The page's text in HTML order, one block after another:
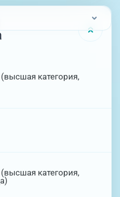
категория,
категория,